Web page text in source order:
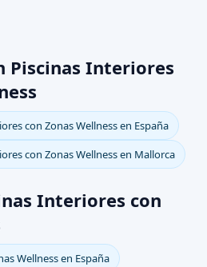
Piscinas Interiores
con Zonas Wellness en España
con Zonas Wellness en Mallorca
Interiores con
Wellness en España